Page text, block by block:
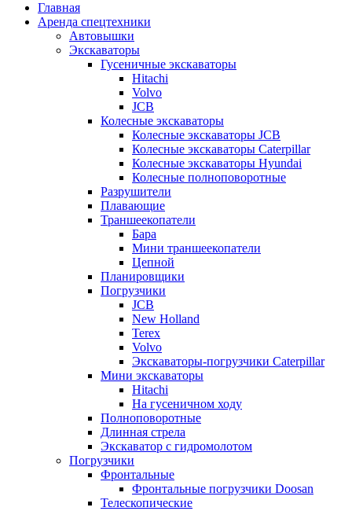
Главная
Аренда спецтехники
Автовышки
Экскаваторы
Гусеничные экскаваторы
Hitachi
Volvo
JCB
Колесные экскаваторы
Колесные экскаваторы JCB
Колесные экскаваторы Caterpillar
Колесные экскаваторы Hyundai
Колесные полноповоротные
Разрушители
Плавающие
Траншеекопатели
Бара
Мини траншеекопатели
Цепной
Планировщики
Погрузчики
JCB
New Holland
Terex
Volvo
Экскаваторы-погрузчики Caterpillar
Мини экскаваторы
Hitachi
На гусеничном ходу
Полноповоротные
Длинная стрела
Экскаватор с гидромолотом
Погрузчики
Фронтальные
Фронтальные погрузчики Doosan
Телескопические